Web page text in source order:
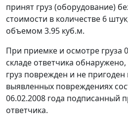
принят груз (оборудование)
стоимости в количестве 6
объемом 3.95 куб.м.
При приемке и осмотре груза
складе ответчика
груз поврежден и не
выявленных повреждениях
06.02.2008 года подписанный
ответчика.